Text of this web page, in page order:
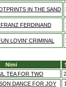
IN THE SAND
FERDINAND
LOVIN' CRIMINAL
Nimi
TEA FOR TWO
DANCE FOR JOY